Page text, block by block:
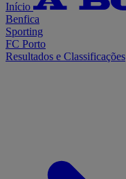
Início
Benfica
Sporting
FC Porto
Resultados e Classificações